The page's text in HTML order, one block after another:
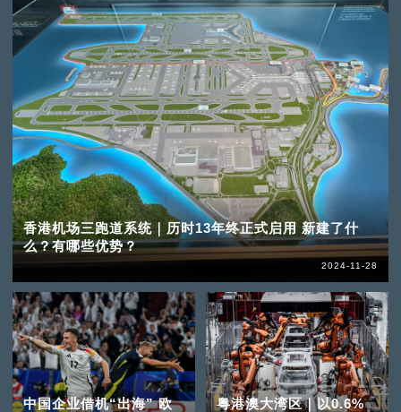
香港机场三跑道系统｜历时13年终正式启用 新建了什
么？有哪些优势？
2024-11-28
中国企业借机“出海” 欧
粤港澳大湾区｜以0.6%